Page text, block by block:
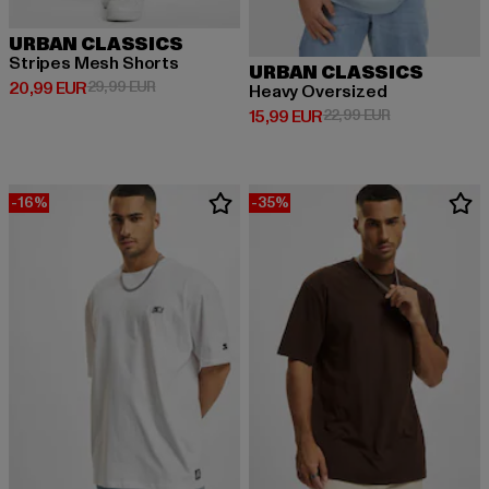
URBAN CLASSICS
Stripes Mesh Shorts
20,99 EUR
Derzeitiger Preis: 20,99 EUR
29,99 EURAktionspreis: 29,99 EUR
URBAN CLASSICS
Heavy Oversized
15,99 EUR
Derzeitiger Preis: 15,99 EUR
22,99 EURAktionspreis:
-16% -35%